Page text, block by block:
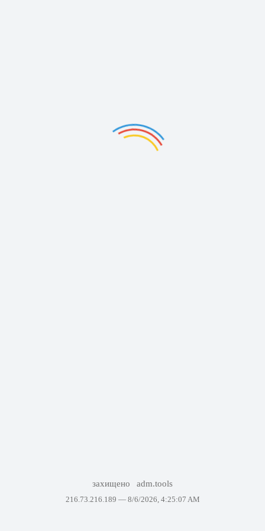
захищено adm.tools
216.73.216.189 — 8/6/2026, 4:25:07 AM